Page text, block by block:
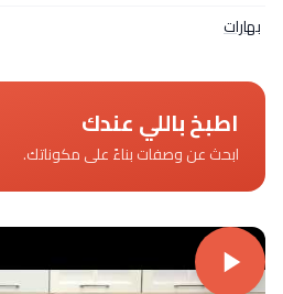
بهارات
اطبخ باللي عندك
ابحث عن وصفات بناءً على مكوناتك.